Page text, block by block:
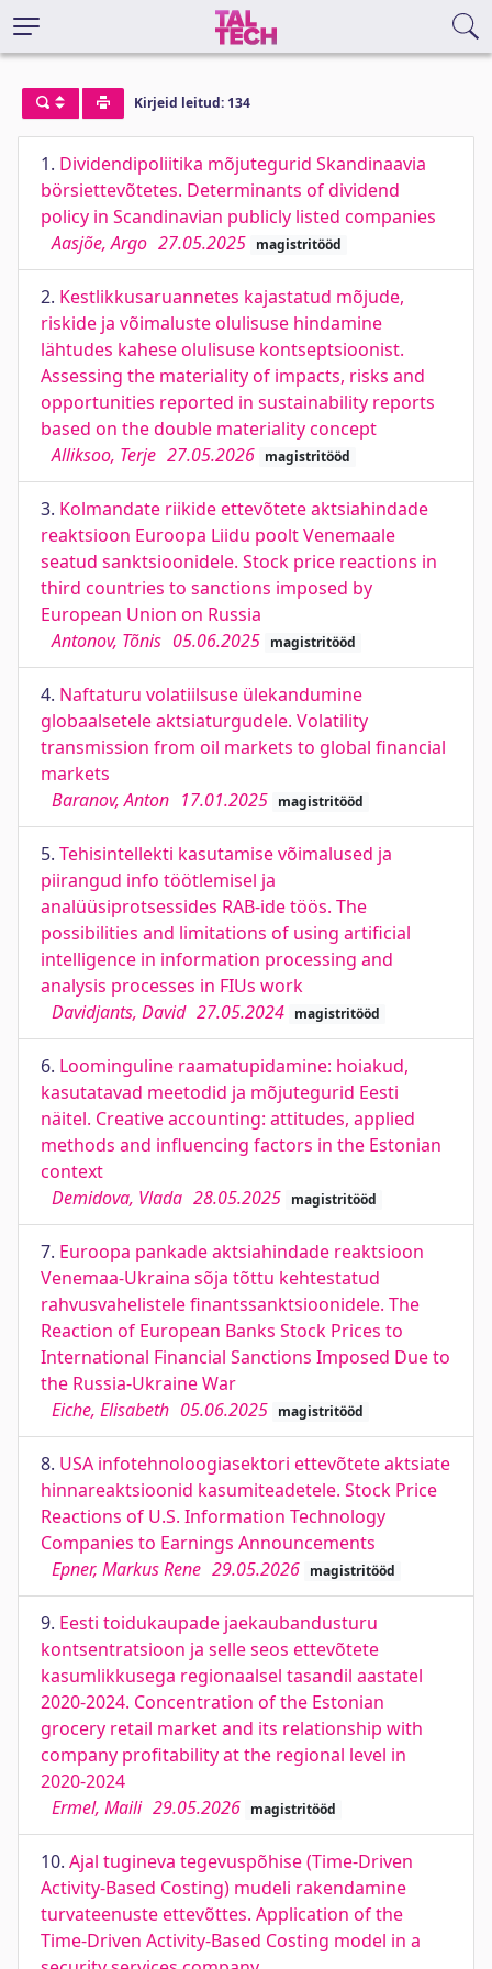
Kirjeid leitud: 134
1. Dividendipoliitika mõjutegurid Skandinaavia
börsiettevõtetes. Determinants of dividend
policy in Scandinavian publicly listed companies
Aasjõe, Argo 27.05.2025 magistritööd
2. Kestlikkusaruannetes kajastatud mõjude,
riskide ja võimaluste olulisuse hindamine
lähtudes kahese olulisuse kontseptsioonist.
Assessing the materiality of impacts, risks and
opportunities reported in sustainability reports
based on the double materiality concept
Alliksoo, Terje 27.05.2026 magistritööd
3. Kolmandate riikide ettevõtete aktsiahindade
reaktsioon Euroopa Liidu poolt Venemaale
seatud sanktsioonidele. Stock price reactions in
third countries to sanctions imposed by
European Union on Russia
Antonov, Tõnis 05.06.2025 magistritööd
4. Naftaturu volatiilsuse ülekandumine
globaalsetele aktsiaturgudele. Volatility
transmission from oil markets to global financial
markets
Baranov, Anton 17.01.2025 magistritööd
5. Tehisintellekti kasutamise võimalused ja
piirangud info töötlemisel ja
analüüsiprotsessides RAB-ide töös. The
possibilities and limitations of using artificial
intelligence in information processing and
analysis processes in FIUs work
Davidjants, David 27.05.2024 magistritööd
6. Loominguline raamatupidamine: hoiakud,
kasutatavad meetodid ja mõjutegurid Eesti
näitel. Creative accounting: attitudes, applied
methods and influencing factors in the Estonian
context
Demidova, Vlada 28.05.2025 magistritööd
7. Euroopa pankade aktsiahindade reaktsioon
Venemaa-Ukraina sõja tõttu kehtestatud
rahvusvahelistele finantssanktsioonidele. The
Reaction of European Banks Stock Prices to
International Financial Sanctions Imposed Due to
the Russia-Ukraine War
Eiche, Elisabeth 05.06.2025 magistritööd
8. USA infotehnoloogiasektori ettevõtete aktsiate
hinnareaktsioonid kasumiteadetele. Stock Price
Reactions of U.S. Information Technology
Companies to Earnings Announcements
Epner, Markus Rene 29.05.2026 magistritööd
9. Eesti toidukaupade jaekaubandusturu
kontsentratsioon ja selle seos ettevõtete
kasumlikkusega regionaalsel tasandil aastatel
2020-2024. Concentration of the Estonian
grocery retail market and its relationship with
company profitability at the regional level in
2020-2024
Ermel, Maili 29.05.2026 magistritööd
10. Ajal tugineva tegevuspõhise (Time-Driven
Activity-Based Costing) mudeli rakendamine
turvateenuste ettevõttes. Application of the
Time-Driven Activity-Based Costing model in a